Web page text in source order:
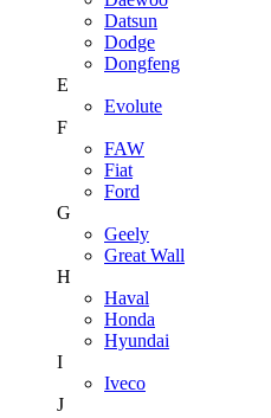
Datsun
Dodge
Dongfeng
E
Evolute
F
FAW
Fiat
Ford
G
Geely
Great Wall
H
Haval
Honda
Hyundai
I
Iveco
J